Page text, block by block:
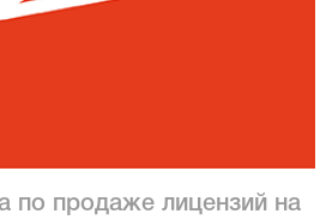
по продаже лицензий на